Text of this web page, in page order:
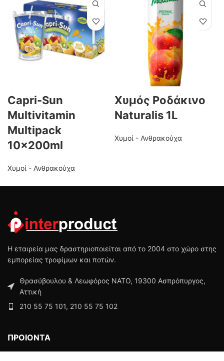
Capri-Sun
Multivitamin
Multipack
10x200ml
Χυμοί - Ανθρακούχα
Χυμός Ροδάκινο
Naturalis 1L
Χυμοί - Ανθρακούχα
Η εταιρεία μας δραστηριοποιείται από το 2004 στο χώρο στης
εμπορείας τροφίμων και ποτών.
Θρασύβουλου & Λεωφόρος ΝΑΤΟ, 19300 Ασπρόπυργος,
Αττική
210 55 75 101, 210 55 75 102
ΠΡΟΙΟΝΤΑ